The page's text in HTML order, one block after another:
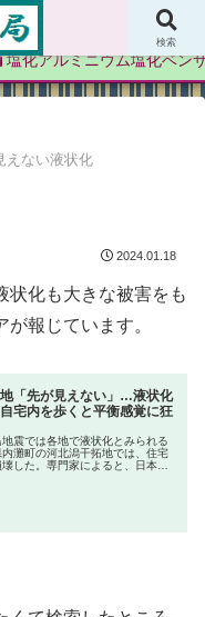
塩化アルミニウム塩化ベン
えない液状化
2024.01.18
状化も大きな被害をも
報じています。
「先が見えない」…液状化
宅内を歩くと平衡感覚に狂
震では各地で液状化とみられる
灘町の河北潟干拓地では、住宅
した。専門家によると、日本海
検索